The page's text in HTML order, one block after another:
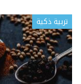
تربية ذكية